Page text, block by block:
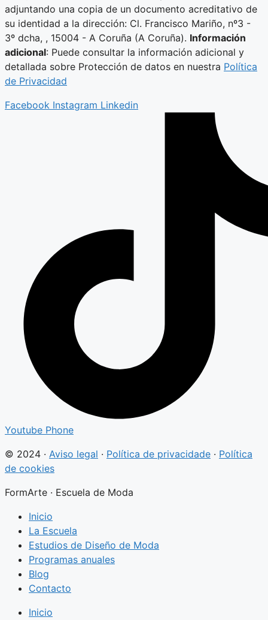
adjuntando una copia de un documento acreditativo de
su identidad a la dirección: Cl. Francisco Mariño, nº3 -
3º dcha, , 15004 - A Coruña (A Coruña). Información
adicional: Puede consultar la información adicional y
detallada sobre Protección de datos en nuestra Política
de Privacidad
Facebook Instagram Linkedin
Youtube Phone
© 2024 · Aviso legal · Política de privacidade · Política
de cookies
FormArte · Escuela de Moda
Inicio
La Escuela
Estudios de Diseño de Moda
Programas anuales
Blog
Contacto
Inicio